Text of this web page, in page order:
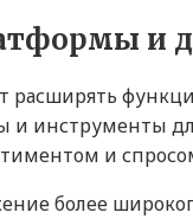
и
расширять
и инструменты
и
более